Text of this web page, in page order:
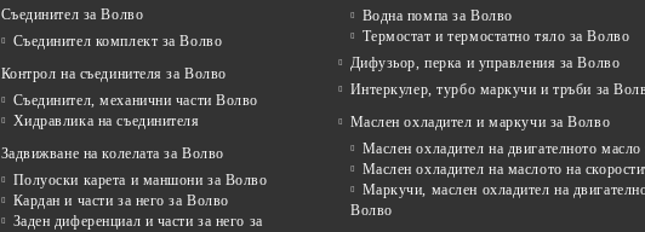
Съединител за Волво
Съединител комплект за Волво
Контрол на съединителя за Волво
Съединител, механични части Волво
Хидравлика на съединителя
Задвижване на колелата за Волво
Полуоски карета и маншони за Волво
Кардан и части за него за Волво
Заден диференциал и части за него за
Водна помпа за Волво
Термостат и термостатно тяло за Волво
Дифузьор, перка и управления за Волво
Интеркулер, турбо маркучи и тръби за
Маслен охладител и маркучи за Волво
Маслен охладител на двигателното
Маслен охладител на маслото на
Маркучи, маслен охладител на
Волво